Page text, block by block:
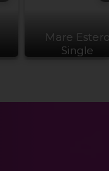
Mare
Single